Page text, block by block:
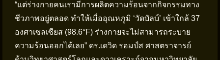
“แต่ร่างกายคนเรามีการผลิตความร้อนจากกิจกรรมทาง
ชีวภาพอยู่ตลอด ทำให้เมื่ออุณหภูมิ ‘วัดบัลบ์’ เข้าใกล้ 37
องศาเซลเซียส (98.6°F) ร่างกายจะไม่สามารถระบาย
ความร้อนออกได้เลย” ดร.เดวิด รอมป์ส ศาสตราจารย์